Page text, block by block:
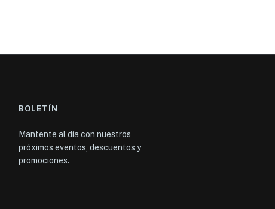
BOLETÍN
Mantente al día con nuestros
próximos eventos, descuentos y
promociones.